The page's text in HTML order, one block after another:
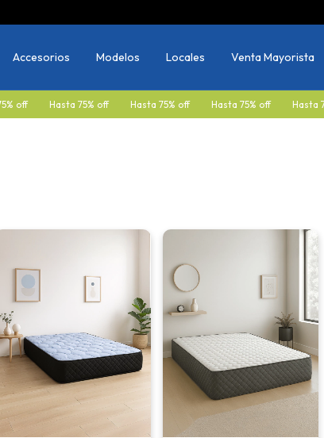
Accesorios Modelos Locales Venta Mayorista
Hasta 75% off Hasta 75% off Hasta 75% off Hasta 75% off